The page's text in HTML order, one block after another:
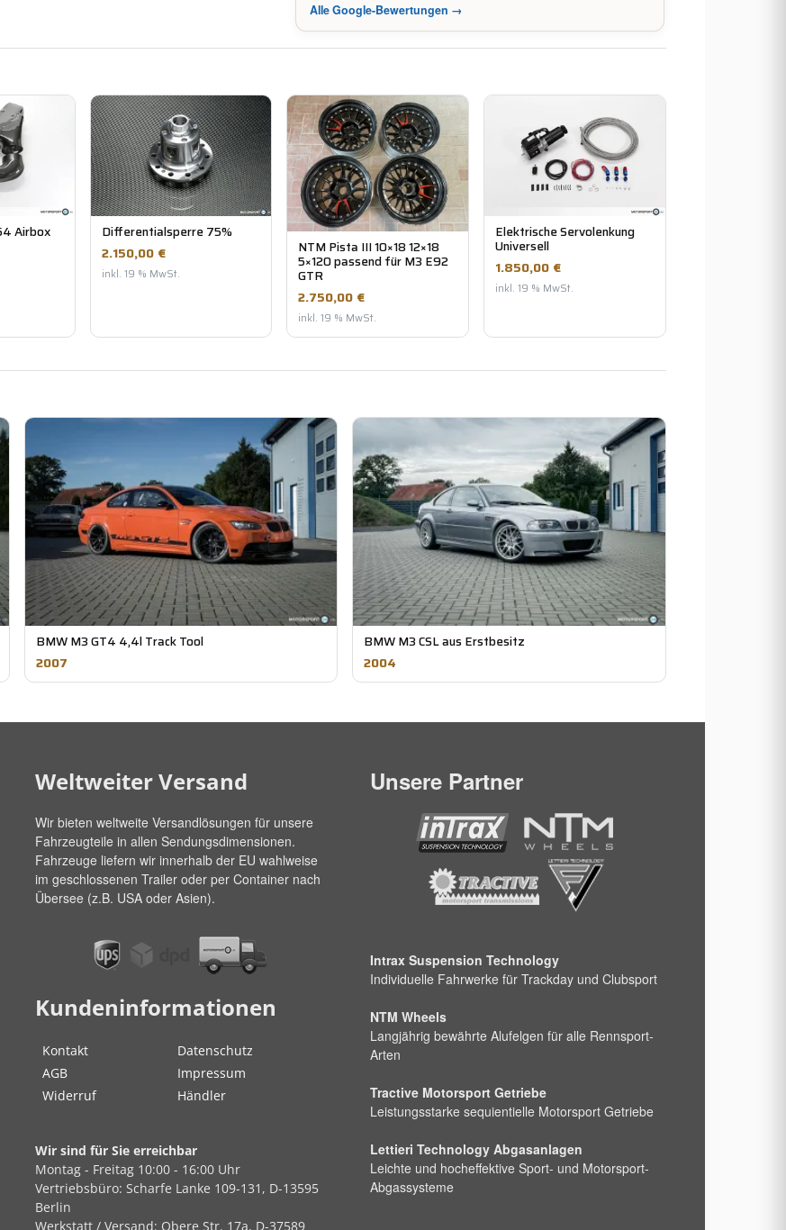
Alle Google-Bewertungen →
Airbox Differentialsperre 75%
2.150,00 €
inkl. 19 % MwSt.
NTM Pista III 10×18 12×18
5×120 passend für M3 E92
GTR
2.750,00 €
inkl. 19 % MwSt.
Elektrische Servolenkung
Universell
1.850,00 €
inkl. 19 % MwSt.
BMW M3 GT4 4,4l Track Tool
2007
BMW M3 CSL aus Erstbesitz
2004
Weltweiter Versand
Wir bieten weltweite Versandlösungen für unsere
Fahrzeugteile in allen Sendungsdimensionen.
Fahrzeuge liefern wir innerhalb der EU wahlweise
im geschlossenen Trailer oder per Container nach
Übersee (z.B. USA oder Asien).
Kundeninformationen
Kontakt
Datenschutz
AGB
Impressum
Widerruf
Händler
Wir sind für Sie erreichbar
Montag - Freitag 10:00 - 16:00 Uhr
Vertriebsbüro: Scharfe Lanke 109-131, D-13595
Berlin
Werkstatt / Versand: Obere Str. 17a, D-37589
Unsere Partner
Intrax Suspension Technology
Individuelle Fahrwerke für Trackday und Clubsport
NTM Wheels
Langjährig bewährte Alufelgen für alle Rennsport-
Arten
Tractive Motorsport Getriebe
Leistungsstarke sequientielle Motorsport Getriebe
Lettieri Technology Abgasanlagen
Leichte und hocheffektive Sport- und Motorsport-
Abgassysteme